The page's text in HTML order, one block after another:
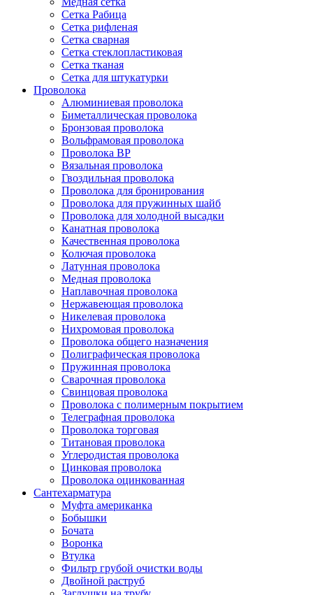
Сетка Рабица
Сетка рифленая
Сетка сварная
Сетка стеклопластиковая
Сетка тканая
Сетка для штукатурки
Проволока
Алюминиевая проволока
Биметаллическая проволока
Бронзовая проволока
Вольфрамовая проволока
Проволока ВР
Вязальная проволока
Гвоздильная проволока
Проволока для бронирования
Проволока для пружинных шайб
Проволока для холодной высадки
Канатная проволока
Качественная проволока
Колючая проволока
Латунная проволока
Медная проволока
Наплавочная проволока
Нержавеющая проволока
Никелевая проволока
Нихромовая проволока
Проволока общего назначения
Полиграфическая проволока
Пружинная проволока
Сварочная проволока
Свинцовая проволока
Проволока с полимерным покрытием
Телеграфная проволока
Проволока торговая
Титановая проволока
Углеродистая проволока
Цинковая проволока
Проволока оцинкованная
Сантехарматура
Муфта американка
Бобышки
Бочата
Воронка
Втулка
Фильтр грубой очистки воды
Двойной раструб